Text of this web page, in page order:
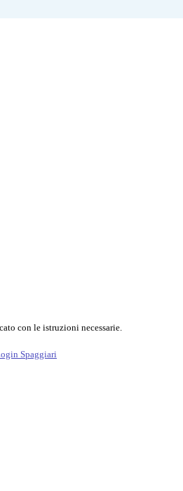
con le istruzioni necessarie.
Spaggiari